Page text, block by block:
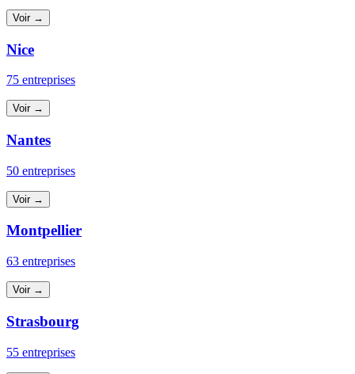
Voir →
Nice
75 entreprises
Voir →
Nantes
50 entreprises
Voir →
Montpellier
63 entreprises
Voir →
Strasbourg
55 entreprises